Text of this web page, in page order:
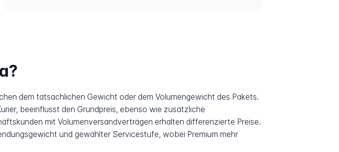
dem tatsächlichen Gewicht oder dem Volumengewicht des Pakets.
beeinflusst den Grundpreis, ebenso wie zusätzliche
mit Volumenversandverträgen erhalten differenzierte Preise.
und gewählter Servicestufe, wobei Premium mehr